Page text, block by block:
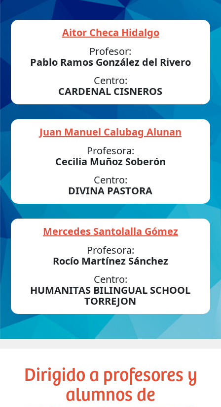
Aitor Checa Hidalgo
Profesor:
Pablo Ramos González del Rivero
Centro:
CARDENAL CISNEROS
Juan Manuel Calubag Alunan
Profesora:
Cecilia Muñoz Soberón
Centro:
DIVINA PASTORA
Mercedes Santolalla Gómez
Profesora:
Rocío Martínez Sánchez
Centro:
HUMANITAS BILINGUAL SCHOOL
TORREJON
Dirigido a profesores y
alumnos de